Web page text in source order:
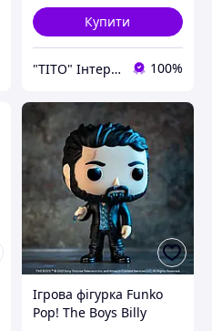
Купити
"ТІТО" Інтернет-магазин 100%
Ігрова фігурка Funko
Pop! The Boys Billy